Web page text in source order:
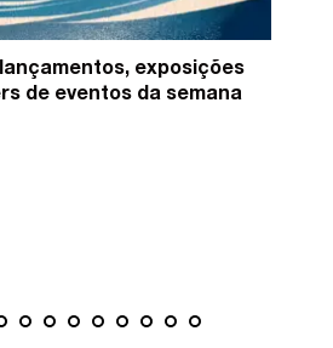
lançamentos, exposições
de eventos da semana